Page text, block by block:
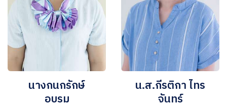
นางกนกรักษ์
อบรม
น.ส.กีรติกา ไทร
จันทร์